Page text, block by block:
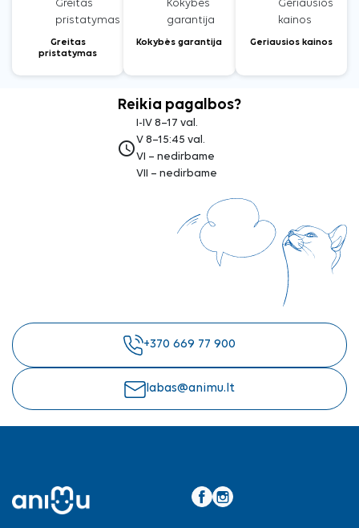
Greitas
pristatymas
Kokybės garantija Geriausios kainos
Reikia pagalbos?
access_time
I-IV 8–17 val.
V 8–15:45 val.
VI – nedirbame
VII – nedirbame
+370 669 77 900
labas@animu.lt